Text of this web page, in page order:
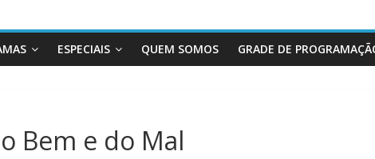
ESPECIAIS QUEM SOMOS GRADE DE
Bem e do Mal